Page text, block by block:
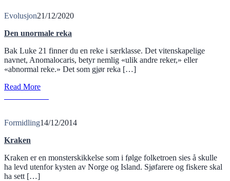
Evolusjon21/12/2020
Den unormale reka
Bak Luke 21 finner du en reke i særklasse. Det vitenskapelige
navnet, Anomalocaris, betyr nemlig «ulik andre reker,» eller
«abnormal reke.» Det som gjør reka […]
Read More
Formidling14/12/2014
Kraken
Kraken er en monsterskikkelse som i følge folketroen sies å skulle
ha levd utenfor kysten av Norge og Island. Sjøfarere og fiskere skal
ha sett […]